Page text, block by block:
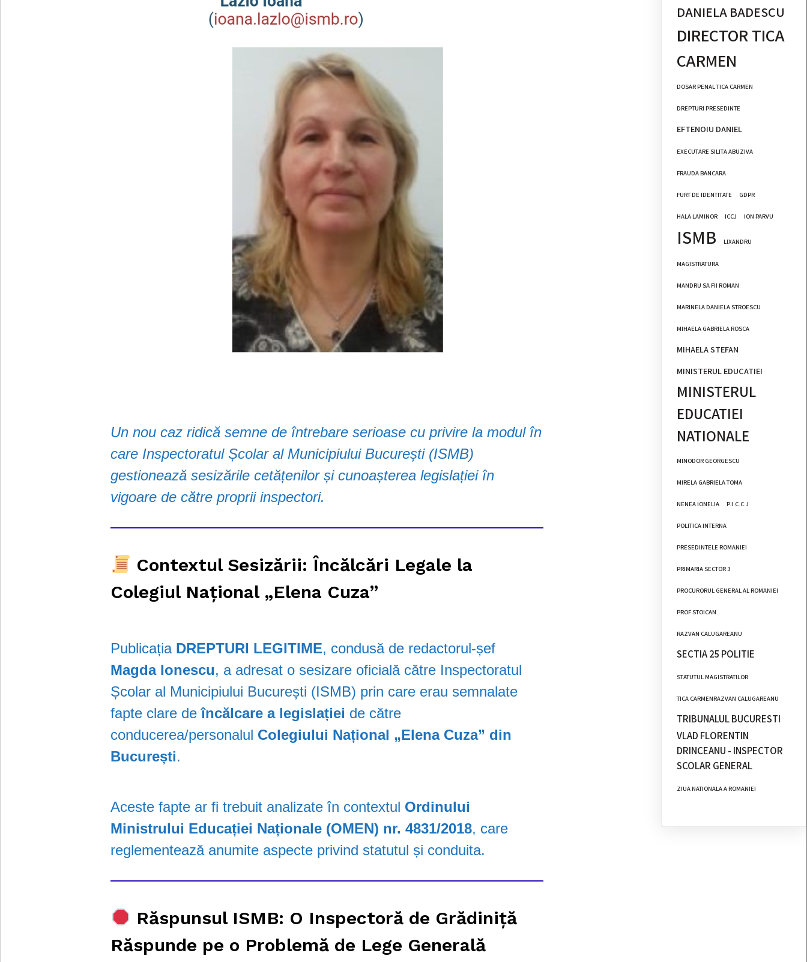
Un nou caz ridică semne de întrebare serioase cu privire la modul în
care Inspectoratul Școlar al Municipiului București (ISMB)
gestionează sesizările cetățenilor și cunoașterea legislației în
vigoare de către proprii inspectori.
Contextul Sesizării: Încălcări Legale la
Colegiul Național „Elena Cuza”
Publicația DREPTURI LEGITIME, condusă de redactorul-șef
Magda Ionescu, a adresat o sesizare oficială către Inspectoratul
Școlar al Municipiului București (ISMB) prin care erau semnalate
fapte clare deîncălcare a legislației de către
conducerea/personalul Colegiului Național „Elena Cuza” din
București.
Aceste fapte ar fi trebuit analizate în contextul Ordinului
Ministrului Educației Naționale (OMEN) nr. 4831/2018, care
reglementează anumite aspecte privind statutul și conduita.
Răspunsul ISMB: O Inspectoră de Grădiniță
Răspunde pe o Problemă de Lege Generală
DANIELA BADESCU
DIRECTOR TICA
CARMEN
DOSAR PENAL TICA CARMEN
DREPTURI PRESEDINTE
EFTENOIU DANIEL
EXECUTARE SILITA ABUZIVA
FRAUDA BANCARA
FURT DE IDENTITATE GDPR
HALA LAMINOR ICCJ ION PARVU
ISMB LIXANDRU
MAGISTRATURA
MANDRU SA FII ROMAN
MARINELA DANIELA STROESCU
MIHAELA GABRIELA ROSCA
MIHAELA STEFAN
MINISTERUL EDUCATIEI
MINISTERUL
EDUCATIEI
NATIONALE
MINODOR GEORGESCU
MIRELA GABRIELA TOMA
NENEA IONELIA P.I.C.C.J
POLITICA INTERNA
PRESEDINTELE ROMANIEI
PRIMARIA SECTOR 3
PROCURORUL GENERAL AL ROMANIEI
PROF STOICAN
RAZVAN CALUGAREANU
SECTIA 25 POLITIE
STATUTUL MAGISTRATILOR
TICA CARMENRAZVAN CALUGAREANU
TRIBUNALUL BUCURESTI
VLAD FLORENTIN
DRINCEANU - INSPECTOR
SCOLAR GENERAL
ZIUA NATIONALA A ROMANIEI